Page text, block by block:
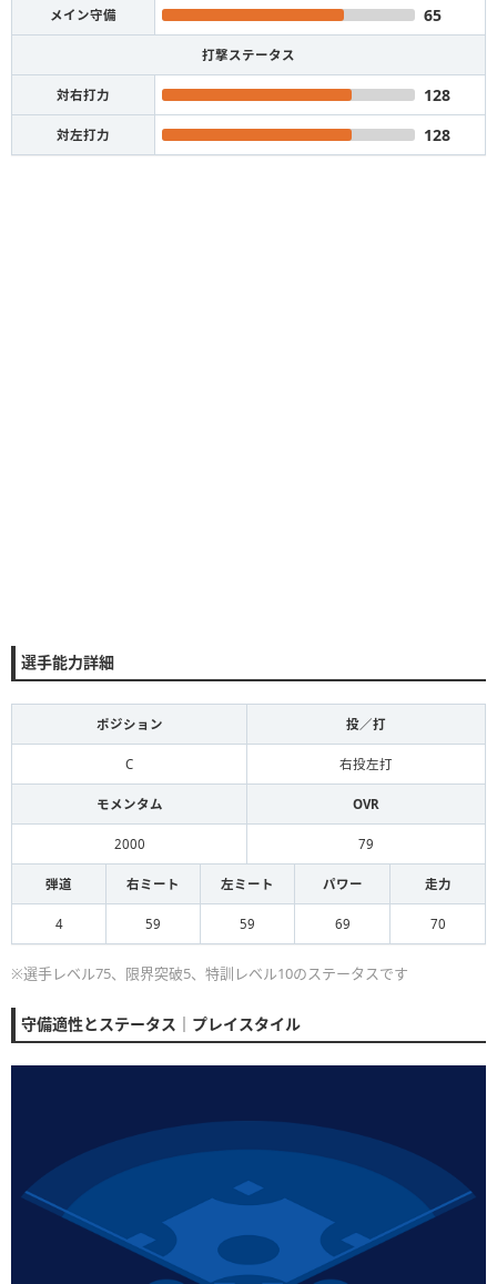
メイン守備 65
打撃ステータス
対右打力 128
対左打力 128
選手能力詳細
ポジション 投／打
C 右投左打
モメンタム OVR
2000 79
弾道 右ミート 左ミート パワー 走力
4 59 59 69 70
※選手レベル75、限界突破5、特訓レベル10のステータスです
守備適性とステータス｜プレイスタイル